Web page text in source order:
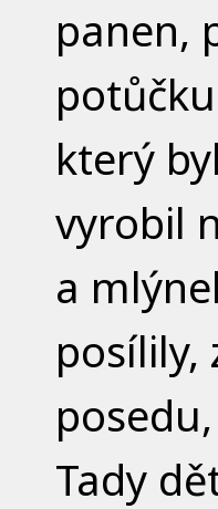
panen,
který
vyrobil
a
posílily,
Tady